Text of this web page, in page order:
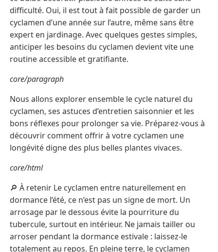
difficulté. Oui, il est tout à fait possible de garder un
cyclamen d’une année sur l’autre, même sans être
expert en jardinage. Avec quelques gestes simples,
anticiper les besoins du cyclamen devient vite une
routine accessible et gratifiante.
core/paragraph
Nous allons explorer ensemble le cycle naturel du
cyclamen, ses astuces d’entretien saisonnier et les
bons réflexes pour prolonger sa vie. Préparez-vous à
découvrir comment offrir à votre cyclamen une
longévité digne des plus belles plantes vivaces.
core/html
🔎 À retenir Le cyclamen entre naturellement en
dormance l’été, ce n’est pas un signe de mort. Un
arrosage par le dessous évite la pourriture du
tubercule, surtout en intérieur. Ne jamais tailler ou
arroser pendant la dormance estivale : laissez-le
totalement au repos. En pleine terre, le cyclamen